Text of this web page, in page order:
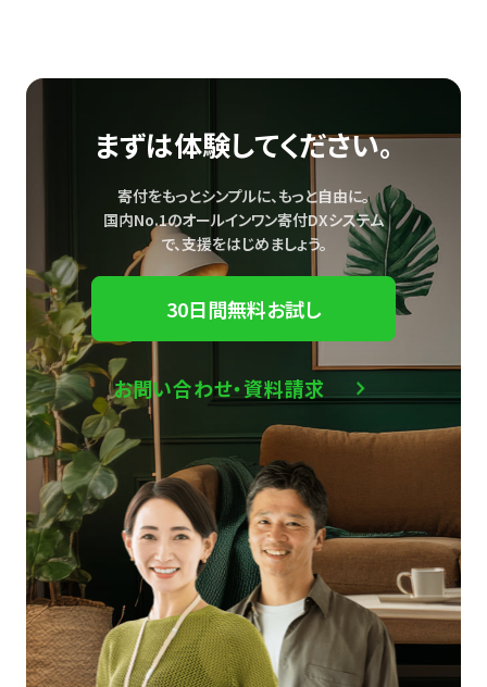
まずは体験してください。
寄付をもっとシンプルに、もっと自由に。
国内No.1のオールインワン寄付DXシステム
で、支援をはじめましょう。
30日間無料お試し
お問い合わせ・資料請求